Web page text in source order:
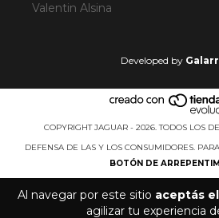
Al navegar por este sitio aceptás
agilizar tu experiencia
Valentin Alsina
Developed by
COPYRIGHT JAGUAR - 2026. TODOS LOS
DEFENSA DE LAS Y LOS CONSUMIDORES.
BOTÓN DE